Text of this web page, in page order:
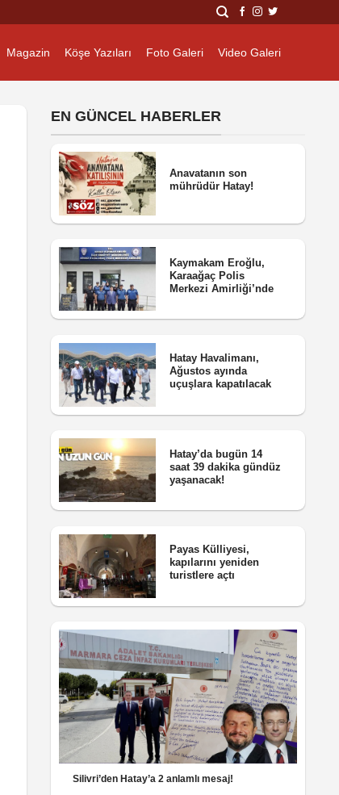
Magazin Köşe Yazıları Foto Galeri Video Galeri
EN GÜNCEL HABERLER
Anavatanın son
mührüdür Hatay!
Kaymakam Eroğlu,
Karaağaç Polis
Merkezi Amirliği’nde
Hatay Havalimanı,
Ağustos ayında
uçuşlara kapatılacak
Hatay’da bugün 14
saat 39 dakika gündüz
yaşanacak!
Payas Külliyesi,
kapılarını yeniden
turistlere açtı
Silivri’den Hatay’a 2 anlamlı mesaj!